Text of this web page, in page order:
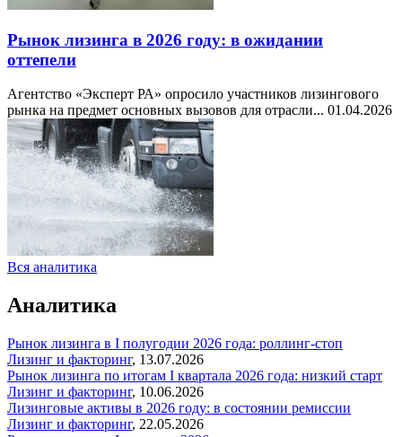
Рынок лизинга в 2026 году: в ожидании
оттепели
Агентство «Эксперт РА» опросило участников лизингового
рынка на предмет основных вызовов для отрасли... 01.04.2026
Вся аналитика
Аналитика
Рынок лизинга в I полугодии 2026 года: роллинг-стоп
Лизинг и факторинг, 13.07.2026
Рынок лизинга по итогам I квартала 2026 года: низкий старт
Лизинг и факторинг, 10.06.2026
Лизинговые активы в 2026 году: в состоянии ремиссии
Лизинг и факторинг, 22.05.2026